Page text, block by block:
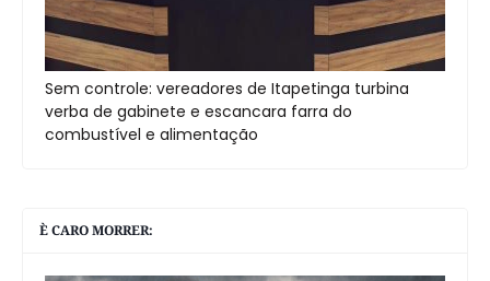
Sem controle: vereadores de Itapetinga turbina
verba de gabinete e escancara farra do
combustível e alimentação
È CARO MORRER: